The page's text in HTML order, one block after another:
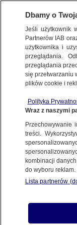
BIZNES
NAJNOWSZE
6.04.2009, 16:18
Udostępnij
Dbamy o
Jeśli użytkownik
Partnerów IAB
użytkownika i
przeglądania.
przeglądania
się przetwarzaniu
plików cookie i
Polityka
Wraz z naszymi
Przechowywanie
treści.
kombinacji
do wyboru reklam.
Lista partnerów